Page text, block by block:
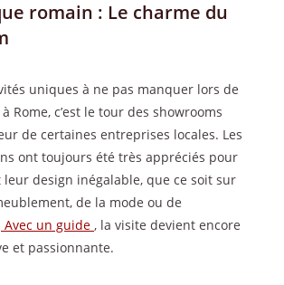
romain : Le charme du
uniques à ne pas manquer lors de
Rome, c’est le tour des showrooms
de certaines entreprises locales. Les
ont toujours été très appréciés pour
design inégalable, que ce soit sur
de la mode ou de
Avec un guide , la visite devient encore
et passionnante.